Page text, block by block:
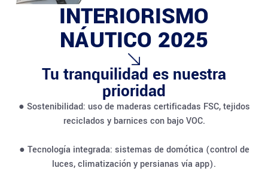
INTERIORISMO
NÁUTICO 2025
Tu tranquilidad es nuestra
prioridad
● Sostenibilidad: uso de maderas certificadas FSC, tejidos
reciclados y barnices con bajo VOC.
● Tecnología integrada: sistemas de domótica (control de
luces, climatización y persianas vía app).